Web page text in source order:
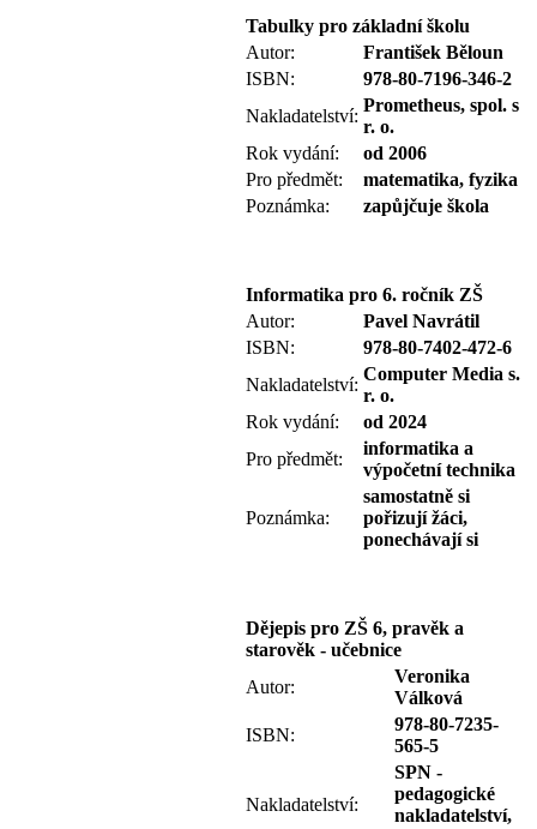
Tabulky pro základní školu
Autor:
František Běloun
ISBN:
978-80-7196-346-2
Nakladatelství:
Prometheus, spol. s
r. o.
Rok vydání:
od 2006
Pro předmět:
matematika, fyzika
Poznámka:
zapůjčuje škola
Informatika pro 6. ročník ZŠ
Autor:
Pavel Navrátil
ISBN:
978-80-7402-472-6
Nakladatelství:
Computer Media s.
r. o.
Rok vydání:
od 2024
Pro předmět:
informatika a
výpočetní technika
Poznámka:
samostatně si
pořizují žáci,
ponechávají si
Dějepis pro ZŠ 6, pravěk a
starověk - učebnice
Autor:
Veronika
Válková
ISBN:
978-80-7235-
565-5
Nakladatelství:
SPN -
pedagogické
nakladatelství,